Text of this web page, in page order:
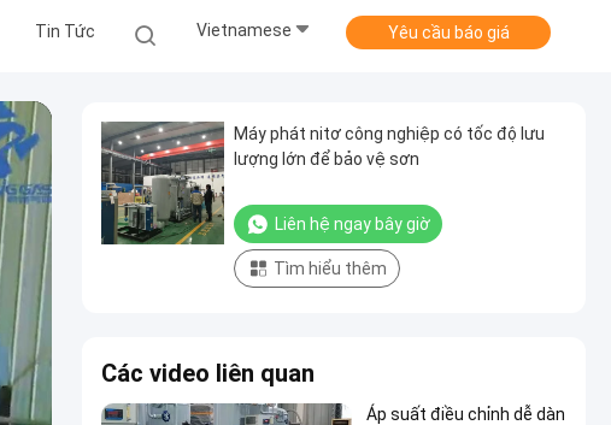
Tin Tức Vietnamese Yêu cầu báo giá
Máy phát nitơ công nghiệp có tốc độ lưu
lượng lớn để bảo vệ sơn
Liên hệ ngay bây giờ
Tìm hiểu thêm
Các video liên quan
Áp suất điều chỉnh dễ dàn